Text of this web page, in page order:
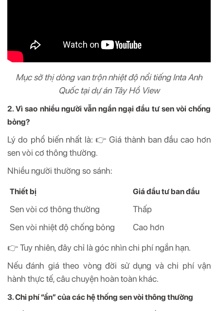
Mục sở thị dòng van trộn nhiệt độ nổi tiếng Inta Anh
Quốc tại dự án Tây Hồ View
2. Vì sao nhiều người vẫn ngần ngại đầu tư sen vòi chống
bỏng?
Lý do phổ biến nhất là: 👉 Giá thành ban đầu cao hơn
sen vòi cơ thông thường.
Nhiều người thường so sánh:
Thiết bị Giá đầu tư ban đầu
Sen vòi cơ thông thường
Thấp
Sen vòi nhiệt độ chống bỏng
Cao hơn
👉 Tuy nhiên, đây chỉ là góc nhìn chi phí ngắn hạn.
Nếu đánh giá theo vòng đời sử dụng và chi phí vận
hành thực tế, câu chuyện hoàn toàn khác.
3. Chi phí “ẩn” của các hệ thống sen vòi thông thường